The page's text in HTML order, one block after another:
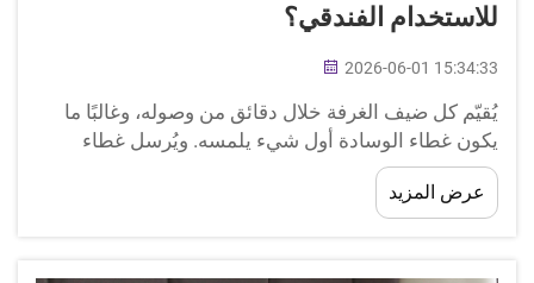
للاستخدام الفندقي؟
2026-06-01 15:34:33
يُقيّم كل ضيف الغرفة خلال دقائق من وصوله، وغالبًا ما
يكون غطاء الوسادة أول شيء يلمسه. ويُرسل غطاء
وسادة يبدو نقيًّا ومُنعشًا، ويشعر بالليونة، ويصمد أمام
عشرات دورات الغسيل الصناعي رسالةً واضحةً للضيوف
عن الجودة والرعاية التي توليها المنشأة...
عرض المزيد